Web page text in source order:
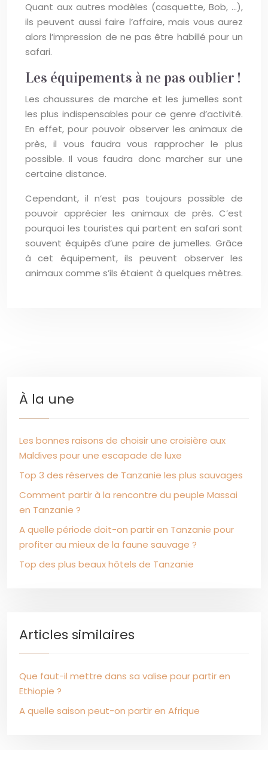
Quant aux autres modèles (casquette, Bob, …),
ils peuvent aussi faire l’affaire, mais vous aurez
alors l’impression de ne pas être habillé pour un
safari.
Les équipements à ne pas oublier !
Les chaussures de marche et les jumelles sont
les plus indispensables pour ce genre d’activité.
En effet, pour pouvoir observer les animaux de
près, il vous faudra vous rapprocher le plus
possible. Il vous faudra donc marcher sur une
certaine distance.
Cependant, il n’est pas toujours possible de
pouvoir apprécier les animaux de près. C’est
pourquoi les touristes qui partent en safari sont
souvent équipés d’une paire de jumelles. Grâce
à cet équipement, ils peuvent observer les
animaux comme s’ils étaient à quelques mètres.
À la une
Les bonnes raisons de choisir une croisière aux
Maldives pour une escapade de luxe
Top 3 des réserves de Tanzanie les plus sauvages
Comment partir à la rencontre du peuple Massai
en Tanzanie ?
A quelle période doit-on partir en Tanzanie pour
profiter au mieux de la faune sauvage ?
Top des plus beaux hôtels de Tanzanie
Articles similaires
Que faut-il mettre dans sa valise pour partir en
Ethiopie ?
A quelle saison peut-on partir en Afrique